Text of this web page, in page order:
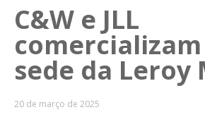
C&W e JLL
sede da Leroy
20 de março de 2025